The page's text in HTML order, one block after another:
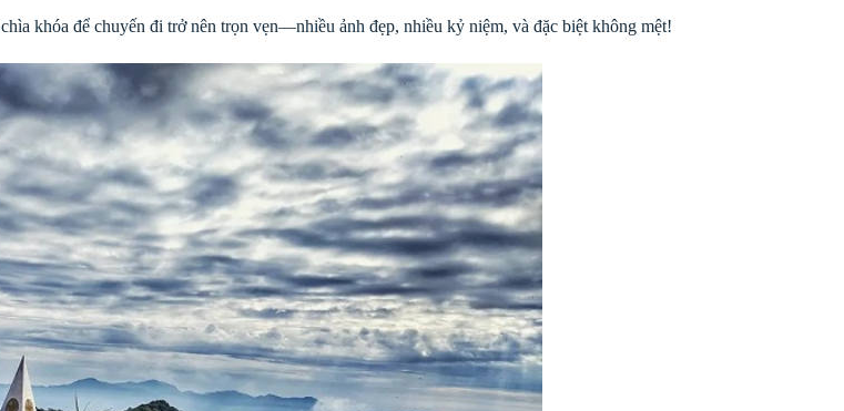
khóa để chuyến đi trở nên trọn vẹn—nhiều ảnh đẹp, nhiều kỷ niệm, và đặc biệt không mệt!